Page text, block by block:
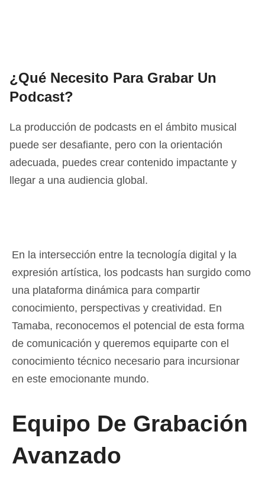
¿Qué Necesito Para Grabar Un
Podcast?
La producción de podcasts en el ámbito musical
puede ser desafiante, pero con la orientación
adecuada, puedes crear contenido impactante y
llegar a una audiencia global.
En la intersección entre la tecnología digital y la
expresión artística, los podcasts han surgido como
una plataforma dinámica para compartir
conocimiento, perspectivas y creatividad. En
Tamaba, reconocemos el potencial de esta forma
de comunicación y queremos equiparte con el
conocimiento técnico necesario para incursionar
en este emocionante mundo.
Equipo De Grabación
Avanzado